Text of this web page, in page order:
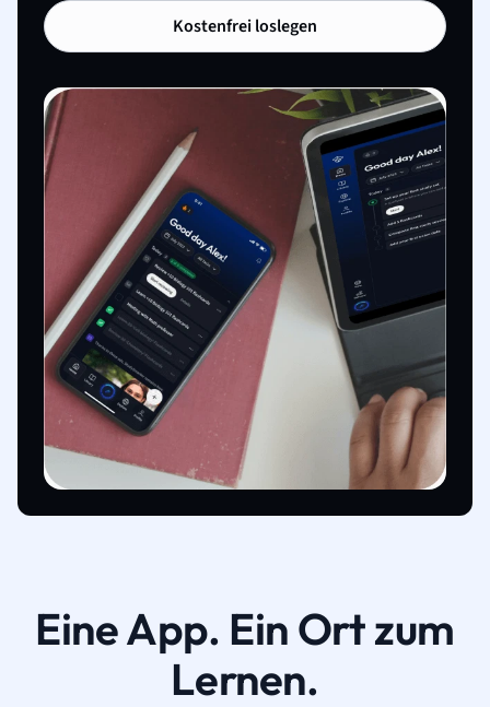
Kostenfrei loslegen
Eine App. Ein Ort zum
Lernen.